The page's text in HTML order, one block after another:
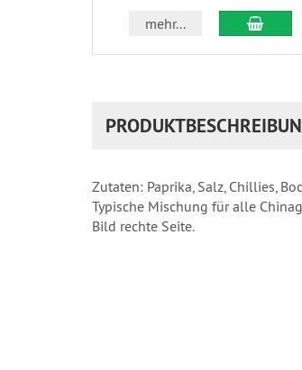
mehr... In den
Zutaten: Paprika, Salz, Chillies,
Typische Mischung für alle
Bild rechte Seite.